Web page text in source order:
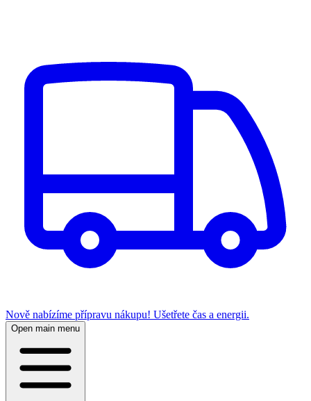
Nově nabízíme přípravu nákupu! Ušetřete čas a energii.
Open main menu